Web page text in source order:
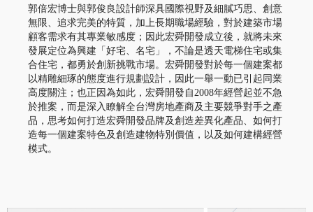
郭倍宏博士與郭俊良設計師深具國際視野及細膩巧思、創意
無限、追求完美的特質，加上長期職場經驗，對於建築市場
顧客需求有其專業敏感度；因此宏舜開發成立後，就將未來
發展定位為興建「好宅、名宅」，不論是透天電梯住宅或集
合住宅，都勇於創新挑戰市場。宏舜開發對於每一個建案都
以精雕細琢的態度進行規劃設計，因此一舉一動已引起同業
高度關注；也正因為如此，宏舜開發自2008年經營起並不急
於推案，而是深入瞭解全台灣房地產商及主要競爭對手之產
品，思考如何打造宏舜開發品牌及創造差異化產品、如何打
造每一個建案特色及創造建物特別價值，以及如何建構經營
模式。